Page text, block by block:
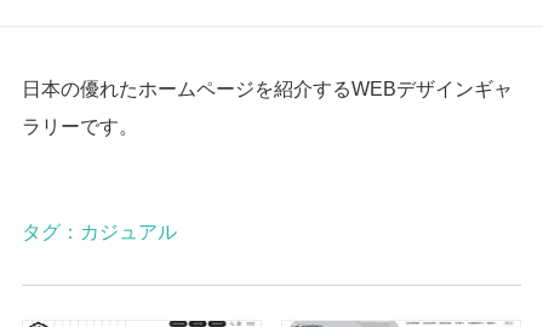
日本の優れたホームページを紹介するWEBデザインギャ
ラリーです。
タグ：カジュアル